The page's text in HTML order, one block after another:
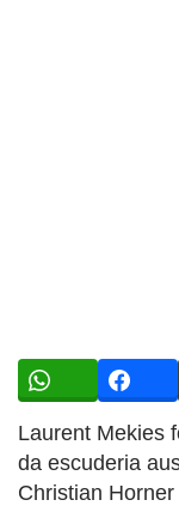
Laurent Mekies
da escuderia
Christian